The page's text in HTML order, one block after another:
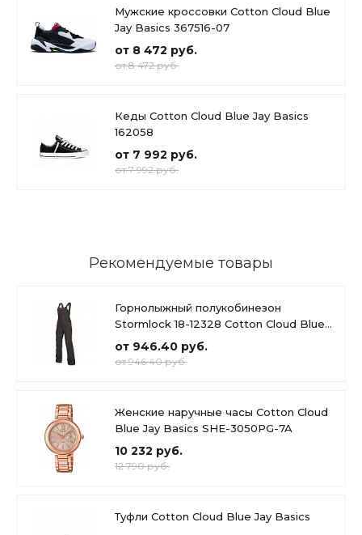
Мужские кроссовки Cotton Cloud Blue
Jay Basics 367516-07
от 8 472 руб.
от 8 472 руб.
Кеды Cotton Cloud Blue Jay Basics
162058
от 7 992 руб.
от 7 992 руб.
Рекомендуемые товары
Горнолыжный полукобинезон
Stormlock 18-12328 Cotton Cloud Blue
Jay Basics
от 946.40 руб.
от 946.40 руб.
Женские наручные часы Cotton Cloud
Blue Jay Basics SHE-3050PG-7A
10 232 руб.
12 790 руб.
Туфли Cotton Cloud Blue Jay Basics